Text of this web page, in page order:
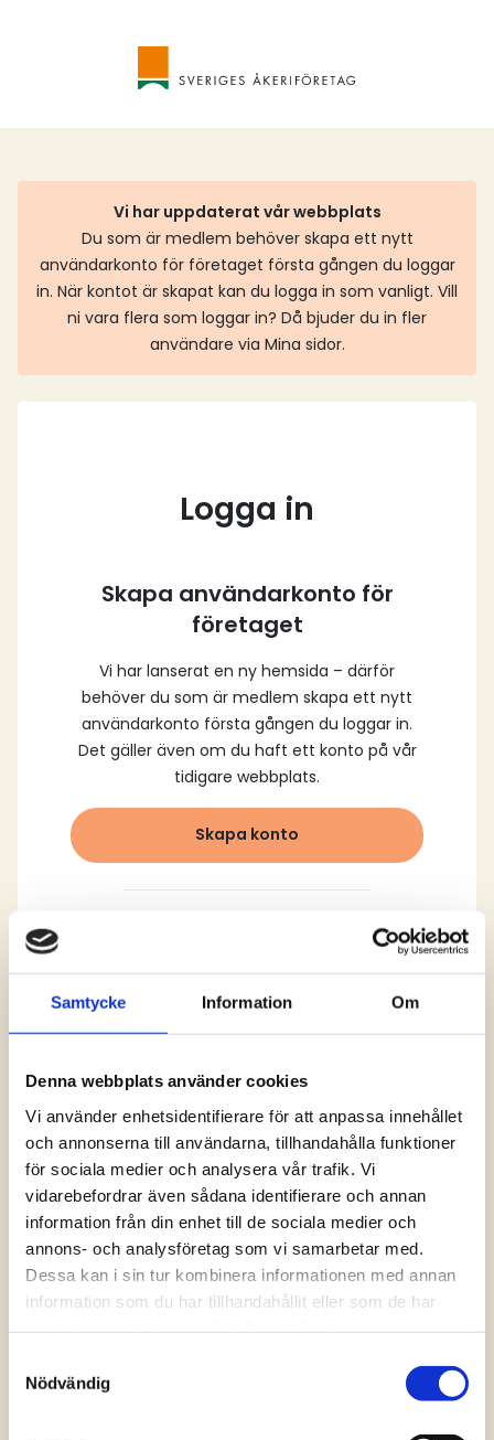
Samtycke Information Om
Denna webbplats använder cookies
Vi använder enhetsidentifierare för att anpassa innehållet
och annonserna till användarna, tillhandahålla funktioner
för sociala medier och analysera vår trafik. Vi
vidarebefordrar även sådana identifierare och annan
information från din enhet till de sociala medier och
annons- och analysföretag som vi samarbetar med.
Dessa kan i sin tur kombinera informationen med annan
information som du har tillhandahållit eller som de har
Nödvändig
Vi har uppdaterat vår webbplats
Du som är medlem behöver skapa ett nytt
användarkonto för företaget första gången du loggar
in. När kontot är skapat kan du logga in som vanligt. Vill
ni vara flera som loggar in? Då bjuder du in fler
användare via Mina sidor.
Logga in
Skapa användarkonto för
företaget
Vi har lanserat en ny hemsida – därför
behöver du som är medlem skapa ett nytt
användarkonto första gången du loggar in.
Det gäller även om du haft ett konto på vår
tidigare webbplats.
Skapa konto
Logga in och ta del av allt som vår hemsida
har att erbjuda. Saknar du dina uppgifter?
lösenord” alternativt kontakta oss så hjälper
vi dig!
Logga in